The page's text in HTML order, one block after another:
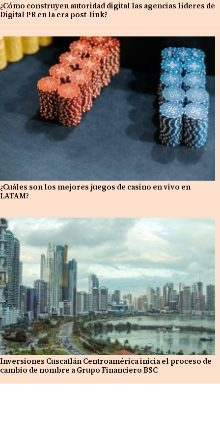
¿Cómo construyen autoridad digital las agencias líderes de
Digital PR en la era post-link?
¿Cuáles son los mejores juegos de casino en vivo en
LATAM?
Inversiones Cuscatlán Centroamérica inicia el proceso de
cambio de nombre a Grupo Financiero BSC